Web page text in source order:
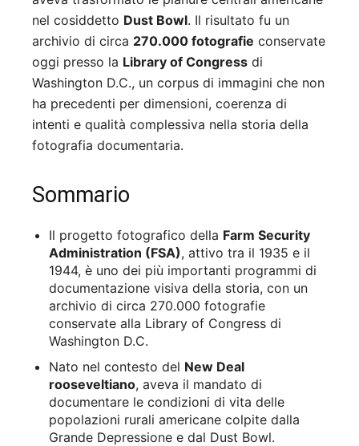
nel cosiddetto Dust Bowl. Il risultato fu un
archivio di circa 270.000 fotografie conservate
oggi presso la Library of Congress di
Washington D.C., un corpus di immagini che non
ha precedenti per dimensioni, coerenza di
intenti e qualità complessiva nella storia della
fotografia documentaria.
Sommario
Il progetto fotografico della Farm Security
Administration (FSA), attivo tra il 1935 e il
1944, è uno dei più importanti programmi di
documentazione visiva della storia, con un
archivio di circa 270.000 fotografie
conservate alla Library of Congress di
Washington D.C.
Nato nel contesto del New Deal
rooseveltiano, aveva il mandato di
documentare le condizioni di vita delle
popolazioni rurali americane colpite dalla
Grande Depressione e dal Dust Bowl.